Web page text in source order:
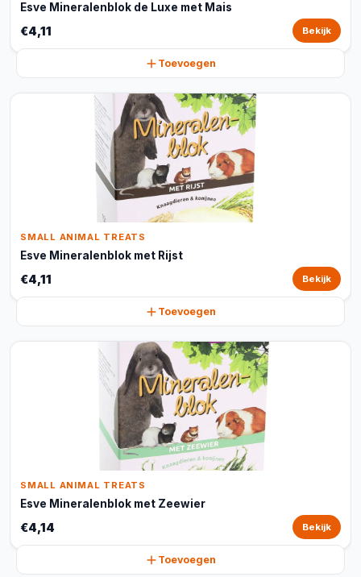
Esve Mineralenblok de Luxe met Mais
€4,11 Bekijk
Toevoegen
SMALL ANIMAL TREATS
Esve Mineralenblok met Rijst
€4,11 Bekijk
Toevoegen
SMALL ANIMAL TREATS
Esve Mineralenblok met Zeewier
€4,14 Bekijk
Toevoegen